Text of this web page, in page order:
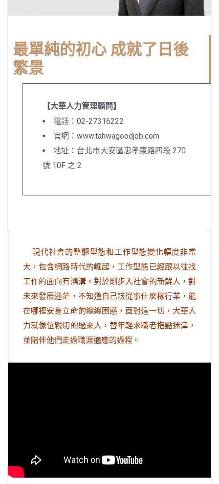
最單純的初心 成就了日後
繁景
【大華人力管理顧問】
電話：02-27316222
官網：www.tahwagoodjob.com
地址：台北市大安區忠孝東路四段 270
號 10F 之 2
現代社會的整體型態和工作型態變化幅度非常
大，包含網路時代的崛起，工作型態已經跟以往找
工作的面向有鴻溝。對於剛步入社會的新鮮人，對
未來發展迷茫，不知道自己該從事什麼樣行業，能
在哪裡安身立命的總總困惑，面對這一切，大華人
力就像位親切的過來人，替年輕求職者指點迷津，
並陪伴他們走過職涯適應的過程。